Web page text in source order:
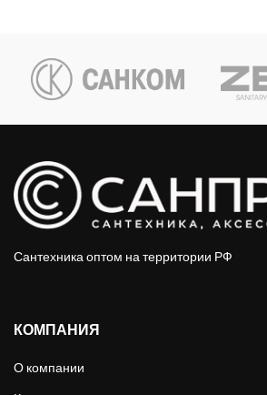
Сантехника оптом на территории РФ
КОМПАНИЯ
О компании